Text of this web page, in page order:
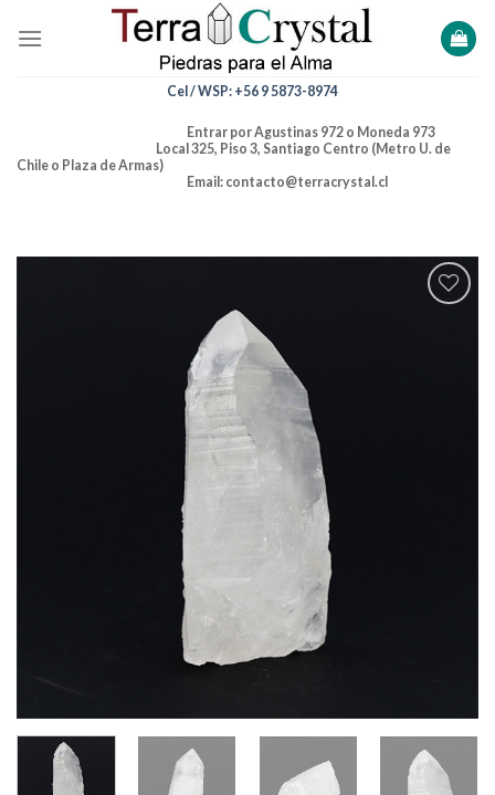
Cel / WSP: +56 9 5873-8974
Entrar por Agustinas 972 o Moneda 973
Local 325, Piso 3, Santiago Centro (Metro U. de
Chile o Plaza de Armas)
Email: contacto@terracrystal.cl